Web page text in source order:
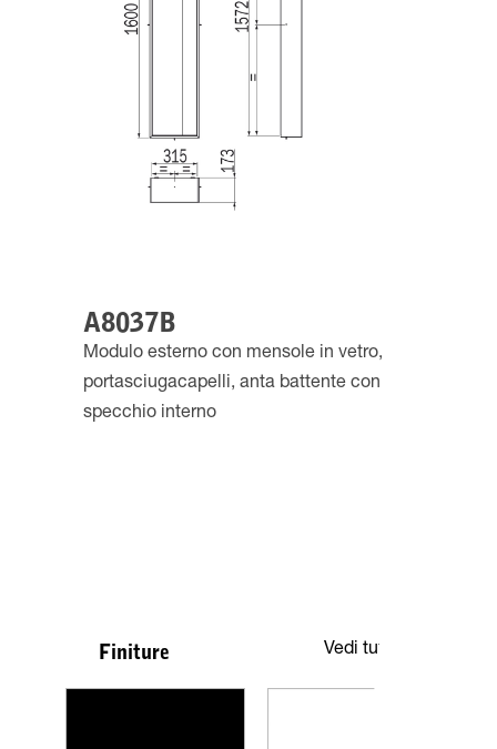
A8037B
Modulo esterno con mensole in vetro,
portasciugacapelli, anta battente con
specchio interno
Finiture Vedi tutte